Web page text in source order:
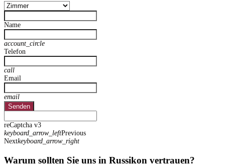
Name
account_circle
Telefon
call
Email
email
Senden
reCaptcha v3
keyboard_arrow_leftPrevious
Nextkeyboard_arrow_right
Warum sollten Sie uns in Russikon vertrauen?